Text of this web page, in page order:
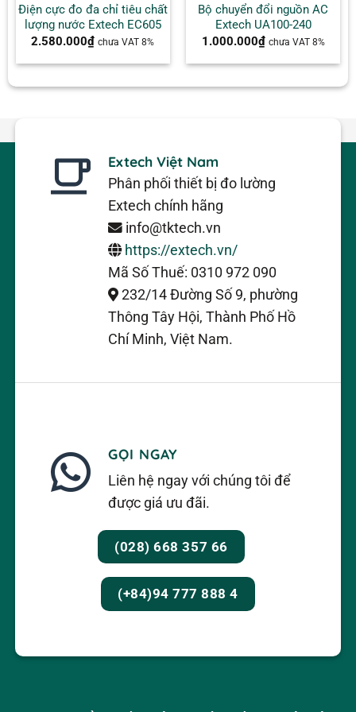
Điện cực đo đa chỉ tiêu chất
lượng nước Extech EC605
2.580.000₫ chưa VAT 8%
Bộ chuyển đổi nguồn AC
Extech UA100-240
1.000.000₫ chưa VAT 8%
Extech Việt Nam
Phân phối thiết bị đo lường
Extech chính hãng
info@tktech.vn
https://extech.vn/
Mã Số Thuế: 0310 972 090
232/14 Đường Số 9, phường
Thông Tây Hội, Thành Phố Hồ
Chí Minh, Việt Nam.
GỌI NGAY
Liên hệ ngay với chúng tôi để
được giá ưu đãi.
(028) 668 357 66
(+84)94 777 888 4